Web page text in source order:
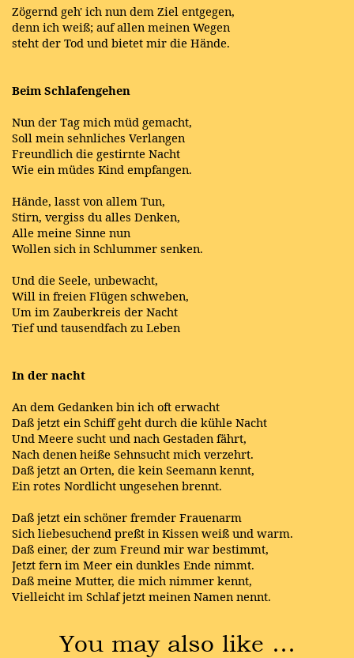
Zögernd geh' ich nun dem Ziel entgegen,
denn ich weiß; auf allen meinen Wegen
steht der Tod und bietet mir die Hände.
Beim Schlafengehen
Nun der Tag mich müd gemacht,
Soll mein sehnliches Verlangen
Freundlich die gestirnte Nacht
Wie ein müdes Kind empfangen.
Hände, lasst von allem Tun,
Stirn, vergiss du alles Denken,
Alle meine Sinne nun
Wollen sich in Schlummer senken.
Und die Seele, unbewacht,
Will in freien Flügen schweben,
Um im Zauberkreis der Nacht
Tief und tausendfach zu Leben
In der nacht
An dem Gedanken bin ich oft erwacht
Daß jetzt ein Schiff geht durch die kühle Nacht
Und Meere sucht und nach Gestaden fährt,
Nach denen heiße Sehnsucht mich verzehrt.
Daß jetzt an Orten, die kein Seemann kennt,
Ein rotes Nordlicht ungesehen brennt.
Daß jetzt ein schöner fremder Frauenarm
Sich liebesuchend preßt in Kissen weiß und warm.
Daß einer, der zum Freund mir war bestimmt,
Jetzt fern im Meer ein dunkles Ende nimmt.
Daß meine Mutter, die mich nimmer kennt,
Vielleicht im Schlaf jetzt meinen Namen nennt.
You may also like …